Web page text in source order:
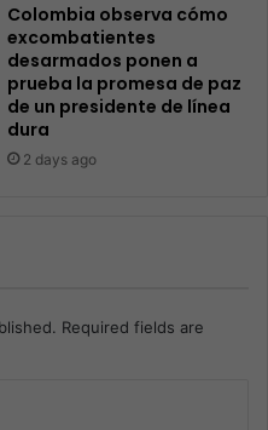
Colombia observa cómo
excombatientes
desarmados ponen a
prueba la promesa de paz
de un presidente de línea
dura
2 days ago
Required fields are